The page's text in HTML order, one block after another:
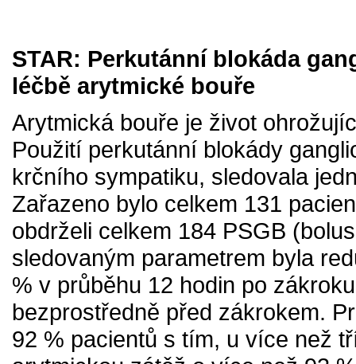
STAR: Perkutánní blokáda
léčbě arytmické bouře
Arytmická bouře je život
Použití perkutánní blokády
krčního sympatiku, sledovala
Zařazeno bylo celkem 131
obdrželi celkem 184 PSGB
sledovaným parametrem byla
% v průběhu 12 hodin po
bezprostředně před zákrokem.
92 % pacientů s tím, u více než